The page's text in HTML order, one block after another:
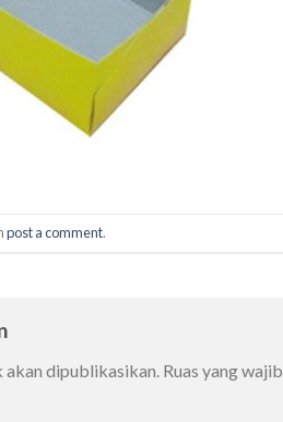
post a comment.
akan dipublikasikan. Ruas yang